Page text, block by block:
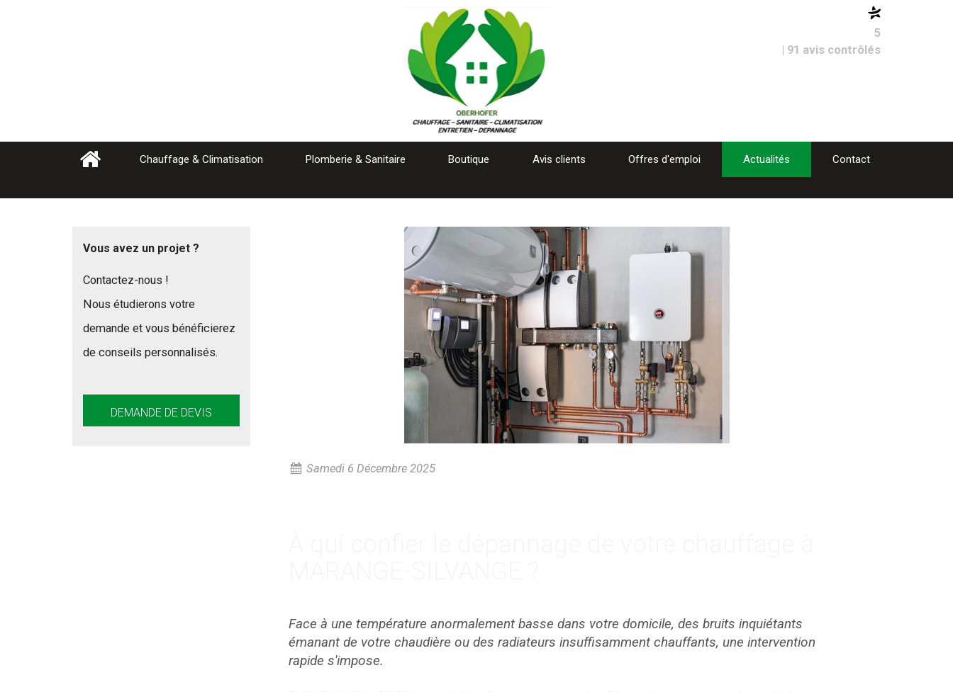
5
| 91 avis contrôlés
Chauffage & Climatisation Plomberie & Sanitaire Boutique Avis clients Offres d'emploi Actualités Contact
Vous avez un projet ?
Contactez-nous !
Nous étudierons votre
demande et vous bénéficierez
de conseils personnalisés.
DEMANDE DE DEVIS
Samedi 6 Décembre 2025
Face à une température anormalement basse dans votre domicile, des bruits inquiétants
émanant de votre chaudière ou des radiateurs insuffisamment chauffants, une intervention
rapide s'impose.